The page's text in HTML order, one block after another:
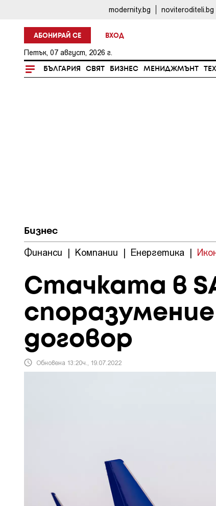
modernity.bg noviteroditeli.bg
АБОНИРАЙ СЕ ВХОД
Петък, 07 август, 2026 г.
БЪЛГАРИЯ СВЯТ БИЗНЕС МЕНИДЖМЪНТ
Бизнес
Финанси | Компании | Енергетика |
Стачката в
договор
Обновена 13:20ч., 19.07.2022